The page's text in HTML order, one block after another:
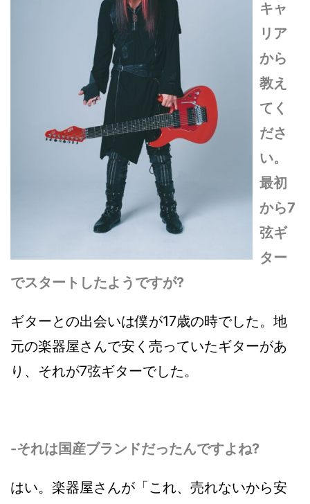
キャ
リア
から
教え
てく
ださ
い。
最初
から7
弦ギ
ター
でスタートしたようですが?
ギターとの出会いは僕が17歳の時でした。地
元の楽器屋さんで安く売っていたギターがあ
り、それが7弦ギターでした。
-それは国産ブランドだったんですよね?
はい。楽器屋さんが「これ、売れないから安